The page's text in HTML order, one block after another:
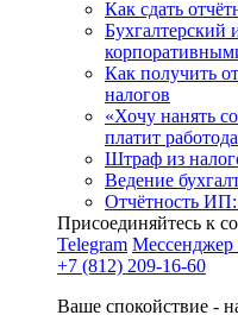
Как сдать
Бухгалтерский
Как получить
налогов
«Хочу нанять
платит
Штраф из
Ведение
Отчётность ИП:
Присоединяйтесь к
Telegram
+7 (812) 209-16-60
Ваше спокойствие -